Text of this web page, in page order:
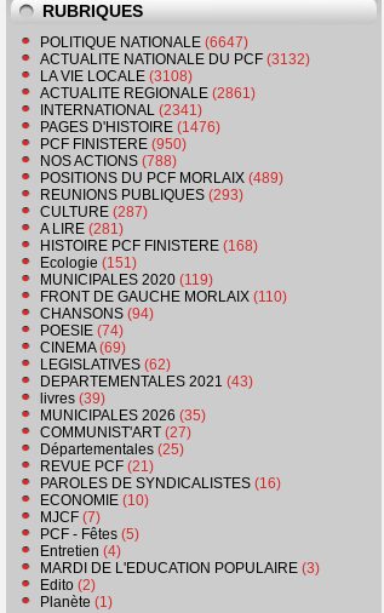
RUBRIQUES
POLITIQUE NATIONALE (6647)
ACTUALITE NATIONALE DU PCF (3132)
LA VIE LOCALE (3108)
ACTUALITE REGIONALE (2861)
INTERNATIONAL (2341)
PAGES D'HISTOIRE (1476)
PCF FINISTERE (950)
NOS ACTIONS (788)
POSITIONS DU PCF MORLAIX (489)
REUNIONS PUBLIQUES (293)
CULTURE (287)
A LIRE (281)
HISTOIRE PCF FINISTERE (168)
Ecologie (151)
MUNICIPALES 2020 (119)
FRONT DE GAUCHE MORLAIX (110)
CHANSONS (94)
POESIE (74)
CINEMA(69)
LEGISLATIVES (62)
DEPARTEMENTALES 2021 (43)
livres (39)
MUNICIPALES 2026 (35)
COMMUNIST'ART (27)
Départementales (25)
REVUE PCF (21)
PAROLES DE SYNDICALISTES (16)
ECONOMIE (10)
MJCF (7)
PCF - Fêtes (5)
Entretien (4)
MARDI DE L'EDUCATION POPULAIRE (3)
Edito (2)
Planète (1)